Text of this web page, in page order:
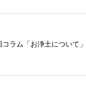
コラム「お浄土について」